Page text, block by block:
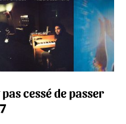
cessé de passer